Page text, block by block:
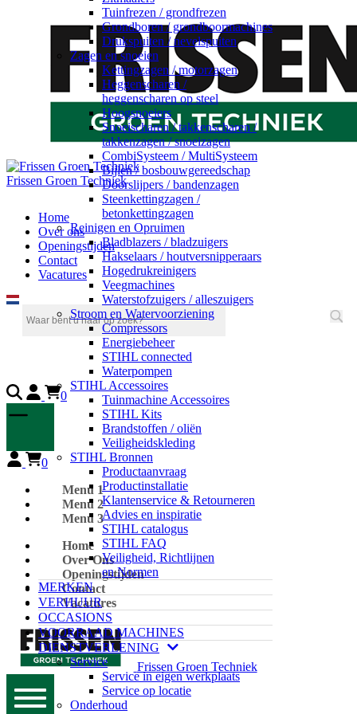
Frissen Groen Techniek
Home
Over ons
Openingstijden
Contact
Vacatures
Tuinfrezen / grondfrezen
Grondboren / grondboormachines
Drukspuiten / nevelspuiten
Zagen en snoeien
Kettingzagen / motorzagen
Heggenscharen /
heggenscharen op steel
Hoogsnoeiers
Snoeischaren / takkenscharen /
takkenzagen / snoeizagen
CombiSysteem / MultiSysteem
Bijlen / bosbouwgereedschap
Doorslijpers / bandenzagen
Steenkettingzagen /
betonkettingzagen
Reinigen en Opruimen
Bladblazers / bladzuigers
Hakselaars / houtversnipperaars
Hogedrukreinigers
Veegmachines
Waterstofzuigers / alleszuigers
Stroom en Watervoorziening
Compressors
Energiebeheer
STIHL connected
Waterpompen
STIHL Accessoires
Tuinmachine Accessoires
STIHL Kits
Brandstoffen / oliën
Veiligheidskleding
STIHL Bronnen
Productaanvraag
Productinstallatie
Klantenservice & Retourneren
Advies en inspiratie
STIHL catalogus
STIHL FAQ
Veiligheid, Richtlijnen
en Normen
MERKEN
VERHUUR
OCCASIONS
VOORRAAD MACHINES
DIENSTVERLENING
Service
Service in eigen werkplaats
Service op locatie
Onderhoud
0
0
Menu 1
Menu 2
Menu 3
Home
Over Ons
Openingstijden
Contact
Vacatures
Frissen Groen Techniek